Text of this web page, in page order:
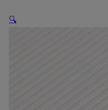
🔍